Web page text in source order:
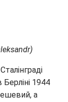
1944
а